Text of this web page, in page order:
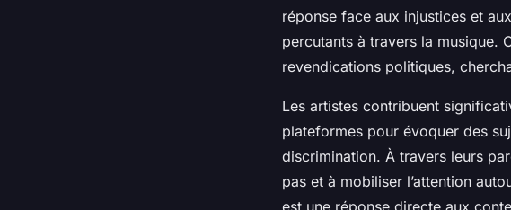
réponse face aux injustices et
percutants à travers la musique.
revendications politiques,
Les artistes contribuent
plateformes pour évoquer des
discrimination. À travers leurs
pas et à mobiliser l’attention
est une réponse directe aux